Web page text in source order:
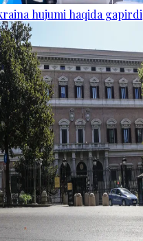
hujumi haqida gapirdi